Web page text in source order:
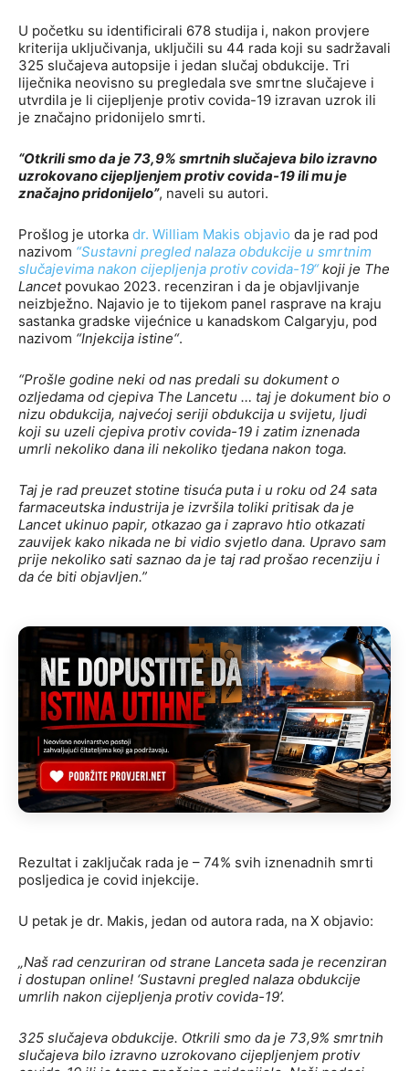
U početku su identificirali 678 studija i, nakon provjere
kriterija uključivanja, uključili su 44 rada koji su sadržavali
325 slučajeva autopsije i jedan slučaj obdukcije. Tri
liječnika neovisno su pregledala sve smrtne slučajeve i
utvrdila je li cijepljenje protiv covida-19 izravan uzrok ili
je značajno pridonijelo smrti.
“Otkrili smo da je 73,9% smrtnih slučajeva bilo izravno
uzrokovano cijepljenjem protiv covida-19 ili mu je
značajno pridonijelo”, naveli su autori.
Prošlog je utorka dr. William Makis objavio da je rad pod
nazivom “Sustavni pregled nalaza obdukcije u smrtnim
slučajevima nakon cijepljenja protiv covida-19“koji je The
Lancetpovukao 2023. recenziran i da je objavljivanje
neizbježno. Najavio je to tijekom panel rasprave na kraju
sastanka gradske vijećnice u kanadskom Calgaryju, pod
nazivom “Injekcija istine“.
“Prošle godine neki od nas predali su dokument o
ozljedama od cjepiva The Lancetu … taj je dokument bio o
nizu obdukcija, najvećoj seriji obdukcija u svijetu, ljudi
koji su uzeli cjepiva protiv covida-19 i zatim iznenada
umrli nekoliko dana ili nekoliko tjedana nakon toga.
Taj je rad preuzet stotine tisuća puta i u roku od 24 sata
farmaceutska industrija je izvršila toliki pritisak da je
Lancet ukinuo papir, otkazao ga i zapravo htio otkazati
zauvijek kako nikada ne bi vidio svjetlo dana. Upravo sam
prije nekoliko sati saznao da je taj rad prošao recenziju i
da će biti objavljen.”
Rezultat i zaključak rada je – 74% svih iznenadnih smrti
posljedica je covid injekcije.
U petak je dr. Makis, jedan od autora rada, na X objavio:
„Naš rad cenzuriran od strane Lanceta sada je recenziran
i dostupan online! ‘Sustavni pregled nalaza obdukcije
umrlih nakon cijepljenja protiv covida-19’.
325 slučajeva obdukcije. Otkrili smo da je 73,9% smrtnih
slučajeva bilo izravno uzrokovano cijepljenjem protiv